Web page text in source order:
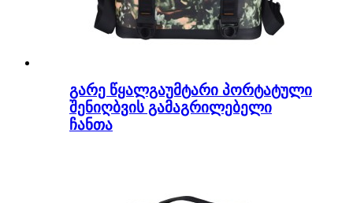
გარე წყალგაუმტარი პორტატული
შენიღბვის გამაგრილებელი
ჩანთა